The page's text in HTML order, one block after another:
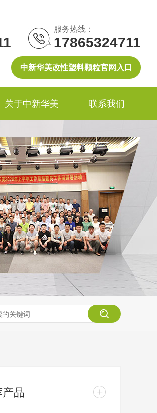
中新华美改性塑料颗粒官网入口
服务热线：
17865324711
关于中新华美 联系我们
品 +